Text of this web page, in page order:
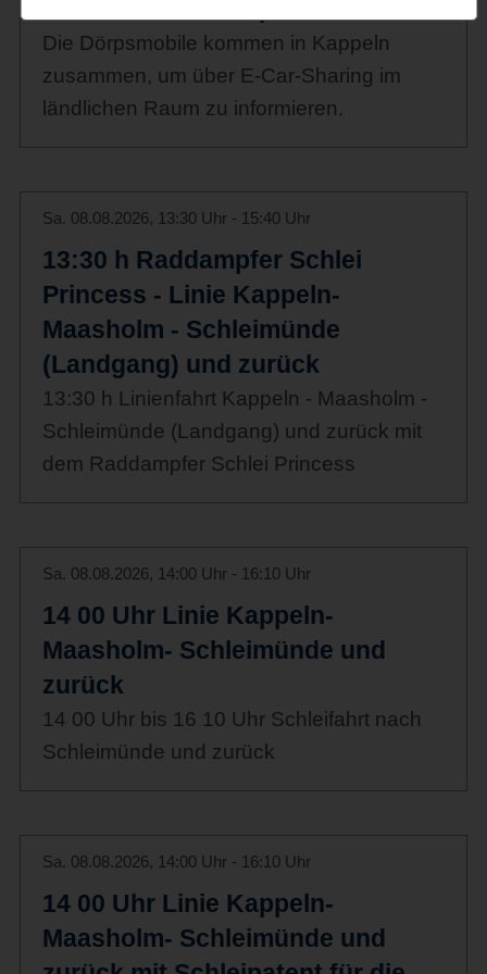
Die Dörpsmobile kommen in Kappeln
zusammen, um über E-Car-Sharing im
ländlichen Raum zu informieren.
Sa. 08.08.2026, 13:30 Uhr - 15:40 Uhr
13:30 h Raddampfer Schlei
Princess - Linie Kappeln-
Maasholm - Schleimünde
(Landgang) und zurück
13:30 h Linienfahrt Kappeln - Maasholm -
Schleimünde (Landgang) und zurück mit
dem Raddampfer Schlei Princess
Sa. 08.08.2026, 14:00 Uhr - 16:10 Uhr
14 00 Uhr Linie Kappeln-
Maasholm- Schleimünde und
zurück
14 00 Uhr bis 16 10 Uhr Schleifahrt nach
Schleimünde und zurück
Sa. 08.08.2026, 14:00 Uhr - 16:10 Uhr
14 00 Uhr Linie Kappeln-
Maasholm- Schleimünde und